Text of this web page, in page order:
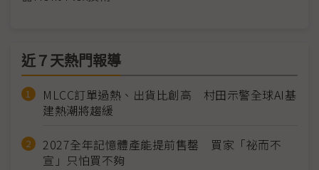
近７天熱門報導
MLCC訂單過熱、出貨比創高 村田示警全球AI基
建熱潮將趨緩
2027全年記憶體產能提前售罄 買家「祕而不
宣」只怕買不夠